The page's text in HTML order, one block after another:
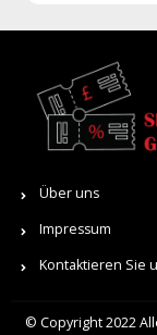
Über uns
Impressum
Kontaktieren Sie
© Copyright 2022